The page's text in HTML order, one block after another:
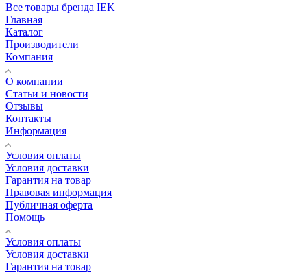
Все товары бренда IEK
Главная
Каталог
Производители
Компания
О компании
Статьи и новости
Отзывы
Контакты
Информация
Условия оплаты
Условия доставки
Гарантия на товар
Правовая информация
Публичная оферта
Помощь
Условия оплаты
Условия доставки
Гарантия на товар